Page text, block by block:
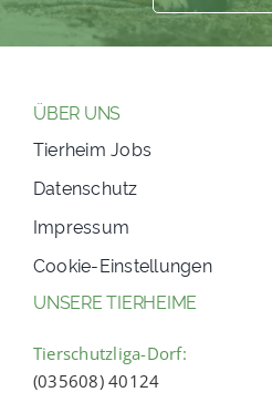
ÜBER UNS
Tierheim Jobs
Datenschutz
Impressum
Cookie-Einstellungen
UNSERE TIERHEIME
Tierschutzliga-Dorf:
(035608) 40124